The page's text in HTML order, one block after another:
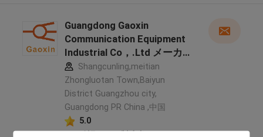
Guangdong Gaoxin
Communication Equipment
Industrial Co，.Ltd メーカー
プロフィール
Shangcunling,meitian
Zhongluotan Town,Baiyun
District Guangzhou city,
Guangdong PR China ,中国
5.0